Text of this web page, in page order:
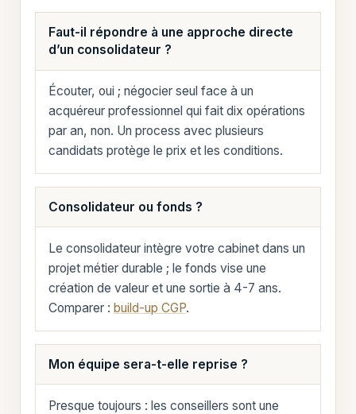
Faut-il répondre à une approche directe
d’un consolidateur ?
Écouter, oui ; négocier seul face à un
acquéreur professionnel qui fait dix opérations
par an, non. Un process avec plusieurs
candidats protège le prix et les conditions.
Consolidateur ou fonds ?
Le consolidateur intègre votre cabinet dans un
projet métier durable ; le fonds vise une
création de valeur et une sortie à 4-7 ans.
Comparer :build-up CGP.
Mon équipe sera-t-elle reprise ?
Presque toujours : les conseillers sont une